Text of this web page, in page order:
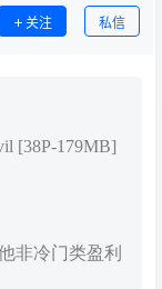
关注 私信
[38P-179MB]
非冷门类盈利